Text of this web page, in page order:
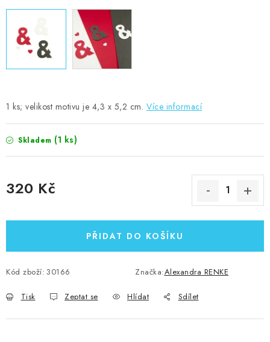
1 ks; velikost motivu je 4,3 x 5,2 cm. Více informací
Skladem (1 ks)
320 Kč
PŘIDAT DO KOŠÍKU
Kód zboží: 30166 Značka:Alexandra RENKE
Tisk Zeptat se Hlídat Sdílet